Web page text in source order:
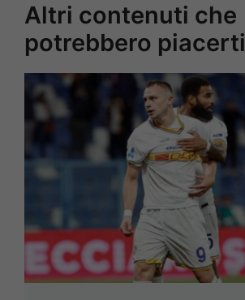
Altri contenuti che
potrebbero piacerti